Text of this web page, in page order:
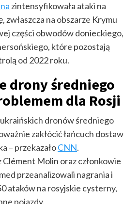
zintensyfikowała ataki na
zwłaszcza na obszarze Krymu
części obwodów donieckiego,
które pozostają
od 2022 roku.
drony średniego
dla Rosji
dronów średniego
zakłócić łańcuch dostaw
– przekazałoCNN.
Clément Molin oraz członkowie
przeanalizowali nagrania i
ataków na rosyjskie cysterny,
pojazdy.